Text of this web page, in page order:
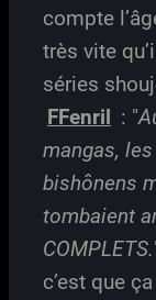
compte
très vite
séries
FFenril : "
mangas,
bishônens
tombaient
COMPLETS.
c’est que